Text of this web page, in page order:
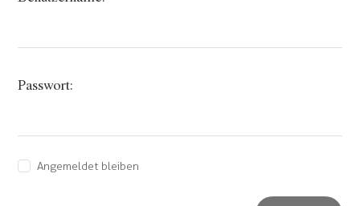
Passwort:
Angemeldet bleiben